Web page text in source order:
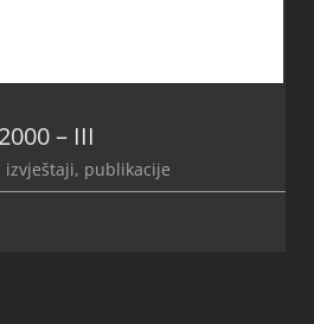
– III
izvještaji, publikacije